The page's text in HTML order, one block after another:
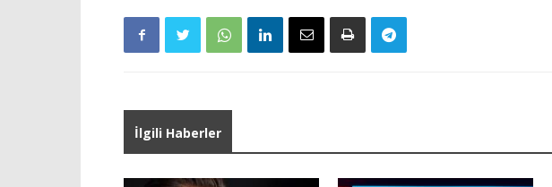
İlgili Haberler